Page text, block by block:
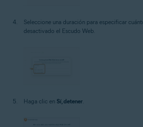
Seleccione una duración para especificar
desactivado el Escudo Web.
Haga clic en Sí, detener